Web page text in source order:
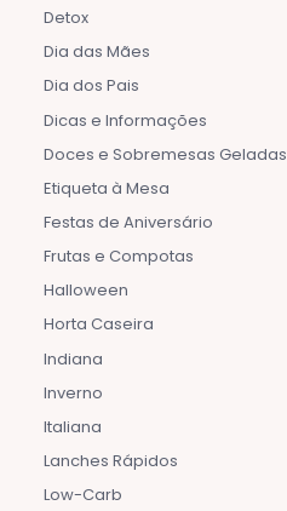
Detox
Dia das Mães
Dia dos Pais
Dicas e Informações
Doces e Sobremesas Geladas
Etiqueta à Mesa
Festas de Aniversário
Frutas e Compotas
Halloween
Horta Caseira
Indiana
Inverno
Italiana
Lanches Rápidos
Low-Carb